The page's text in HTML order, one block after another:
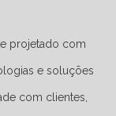
projetado com
e soluções
com clientes,